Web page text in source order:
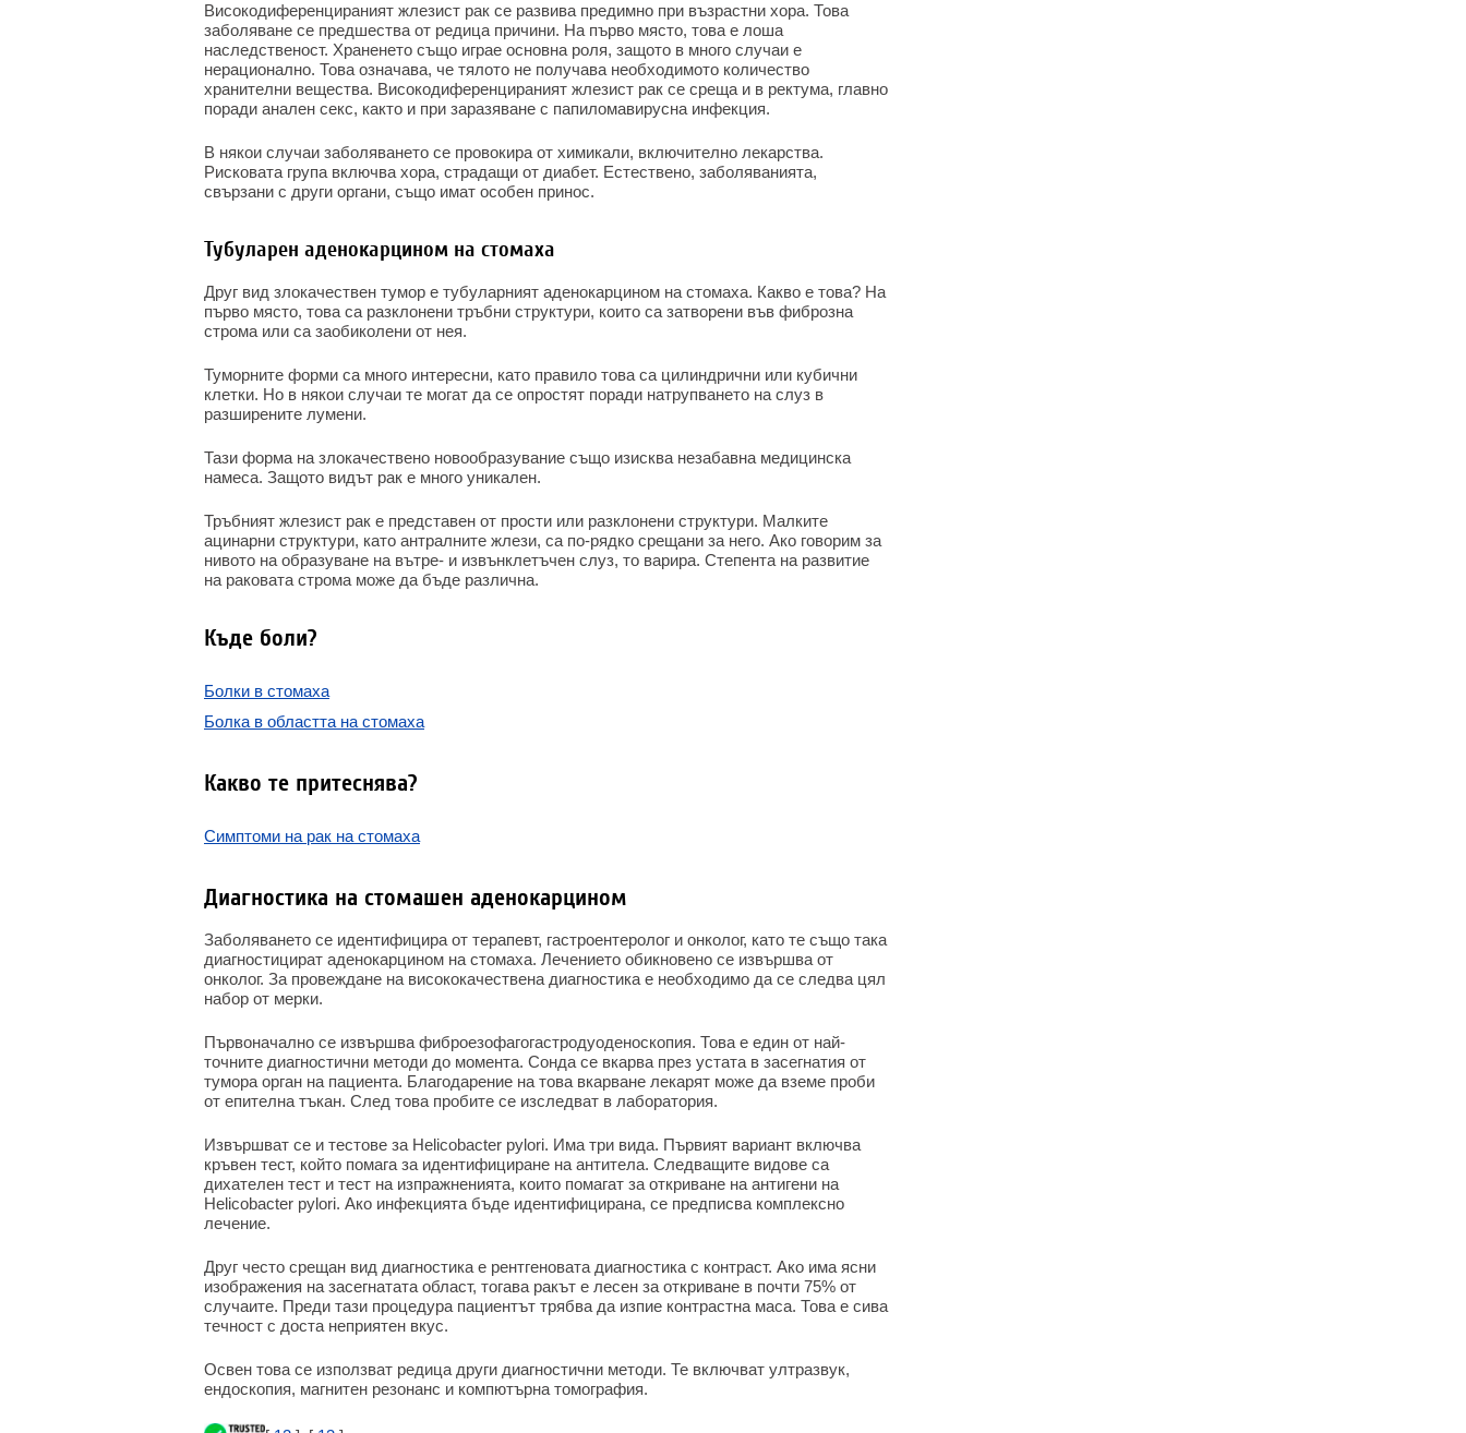
Високодиференцираният жлезист рак се развива предимно при възрастни хора. Това
заболяване се предшества от редица причини. На първо място, това е лоша
наследственост. Храненето също играе основна роля, защото в много случаи е
нерационално. Това означава, че тялото не получава необходимото количество
хранителни вещества. Високодиференцираният жлезист рак се среща и в ректума, главно
поради анален секс, както и при заразяване с папиломавирусна инфекция.
В някои случаи заболяването се провокира от химикали, включително лекарства.
Рисковата група включва хора, страдащи от диабет. Естествено, заболяванията,
свързани с други органи, също имат особен принос.
Тубуларен аденокарцином на стомаха
Друг вид злокачествен тумор е тубуларният аденокарцином на стомаха. Какво е това? На
първо място, това са разклонени тръбни структури, които са затворени във фиброзна
строма или са заобиколени от нея.
Туморните форми са много интересни, като правило това са цилиндрични или кубични
клетки. Но в някои случаи те могат да се опростят поради натрупването на слуз в
разширените лумени.
Тази форма на злокачествено новообразувание също изисква незабавна медицинска
намеса. Защото видът рак е много уникален.
Тръбният жлезист рак е представен от прости или разклонени структури. Малките
ацинарни структури, като антралните жлези, са по-рядко срещани за него. Ако говорим за
нивото на образуване на вътре- и извънклетъчен слуз, то варира. Степента на развитие
на раковата строма може да бъде различна.
Къде боли?
Болки в стомаха
Болка в областта на стомаха
Какво те притеснява?
Симптоми на рак на стомаха
Диагностика на стомашен аденокарцином
Заболяването се идентифицира от терапевт, гастроентеролог и онколог, като те също така
диагностицират аденокарцином на стомаха. Лечението обикновено се извършва от
онколог. За провеждане на висококачествена диагностика е необходимо да се следва цял
набор от мерки.
Първоначално се извършва фиброезофагогастродуоденоскопия. Това е един от най-
точните диагностични методи до момента. Сонда се вкарва през устата в засегнатия от
тумора орган на пациента. Благодарение на това вкарване лекарят може да вземе проби
от епителна тъкан. След това пробите се изследват в лаборатория.
Извършват се и тестове за Helicobacter pylori. Има три вида. Първият вариант включва
кръвен тест, който помага за идентифициране на антитела. Следващите видове са
дихателен тест и тест на изпражненията, които помагат за откриване на антигени на
Helicobacter pylori. Ако инфекцията бъде идентифицирана, се предписва комплексно
лечение.
Друг често срещан вид диагностика е рентгеновата диагностика с контраст. Ако има ясни
изображения на засегнатата област, тогава ракът е лесен за откриване в почти 75% от
случаите. Преди тази процедура пациентът трябва да изпие контрастна маса. Това е сива
течност с доста неприятен вкус.
Освен това се използват редица други диагностични методи. Те включват ултразвук,
ендоскопия, магнитен резонанс и компютърна томография.